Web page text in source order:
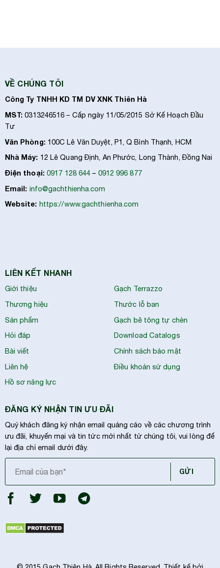
VỀ CHÚNG TÔI
Công Ty TNHH KD TM DV XNK Thiên Hà
MST: 0313246516 – Cấp ngày 11/05/2015 Sở Kế Hoạch Đầu
Tư
Văn Phòng: 100C Lê Văn Duyệt, P1, Q Bình Thạnh, HCM
Nhà Máy: 12 Lê Quang Định, An Phước, Long Thành, Đồng Nai
Điện thoại: 0917 128 644 – 0912 996 877
Email: info@gachthienha.com
Website: https://www.gachthienha.com
LIÊN KẾT NHANH
Giới thiệu
Thương hiệu
Sản phẩm
Hỏi đáp
Bài viết
Liên hệ
Hồ sơ năng lực
Gạch Terrazzo
Thước lỗ ban
Gạch bê tông tự chèn
Download Catalogs
Chính sách bảo mật
Điều khoản sử dụng
ĐĂNG KÝ NHẬN TIN ƯU ĐÃI
Quý khách đăng ký nhận email quảng cáo về các chương trình
ưu đãi, khuyến mại và tin tức mới nhất từ chúng tôi, vui lòng để
lại địa chỉ email dưới đây.